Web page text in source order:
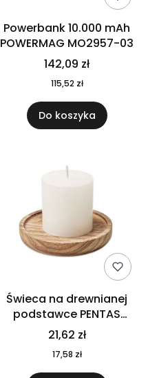
Powerbank 10.000 mAh
POWERMAG MO2957-03
142,09 zł
115,52 zł
Do koszyka
Świeca na drewnianej
podstawce PENTAS
MO6282-40
21,62 zł
17,58 zł